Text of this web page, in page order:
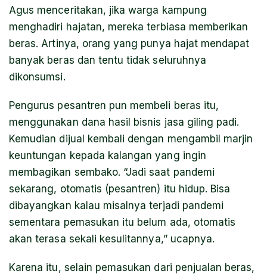
Agus menceritakan, jika warga kampung
menghadiri hajatan, mereka terbiasa memberikan
beras. Artinya, orang yang punya hajat mendapat
banyak beras dan tentu tidak seluruhnya
dikonsumsi.
Pengurus pesantren pun membeli beras itu,
menggunakan dana hasil bisnis jasa giling padi.
Kemudian dijual kembali dengan mengambil marjin
keuntungan kepada kalangan yang ingin
membagikan sembako. “Jadi saat pandemi
sekarang, otomatis (pesantren) itu hidup. Bisa
dibayangkan kalau misalnya terjadi pandemi
sementara pemasukan itu belum ada, otomatis
akan terasa sekali kesulitannya,” ucapnya.
Karena itu, selain pemasukan dari penjualan beras,